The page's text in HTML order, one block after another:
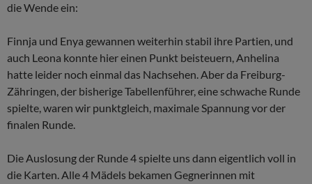
die Wende ein:
Finnja und Enya gewannen weiterhin stabil ihre Partien, und
auch Leona konnte hier einen Punkt beisteuern, Anhelina
hatte leider noch einmal das Nachsehen. Aber da Freiburg-
Zähringen, der bisherige Tabellenführer, eine schwache Runde
spielte, waren wir punktgleich, maximale Spannung vor der
finalen Runde.
Die Auslosung der Runde 4 spielte uns dann eigentlich voll in
die Karten. Alle 4 Mädels bekamen Gegnerinnen mit